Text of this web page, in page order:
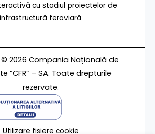
cu stadiul proiectelor de
infrastructură feroviară
2026 Compania Națională de
”CFR” – SA. Toate drepturile
rezervate.
Utilizare fișiere cookie